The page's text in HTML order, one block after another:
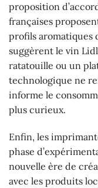
proposition
françaises
profils aromatiques
suggèrent le vin
ratatouille ou un
technologique ne
informe le
plus curieux.
Enfin, les
phase
nouvelle ère de
avec les produits